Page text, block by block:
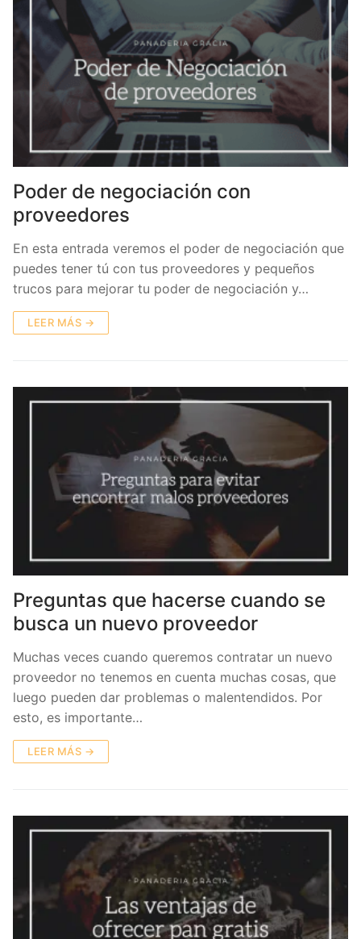
Poder de negociación con
proveedores
En esta entrada veremos el poder de negociación que
puedes tener tú con tus proveedores y pequeños
trucos para mejorar tu poder de negociación y…
LEER MÁS →
Preguntas que hacerse cuando se
busca un nuevo proveedor
Muchas veces cuando queremos contratar un nuevo
proveedor no tenemos en cuenta muchas cosas, que
luego pueden dar problemas o malentendidos. Por
esto, es importante…
LEER MÁS →